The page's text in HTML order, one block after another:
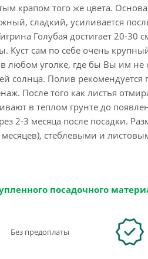
крапом того же цвета.
сладкий, усиливается
Голубая достигает 20-30
Куст сам по себе очень
любом уголке, где бы Вы им не
солнца. Полив рекомендуется
После того как листья
в теплом грунте до
2-3 месяца после посадки.
стеблевыми и
посадочного
Без предоплаты